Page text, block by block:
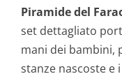
Piramide del
set dettagliato
mani dei bambini,
stanze nascoste e